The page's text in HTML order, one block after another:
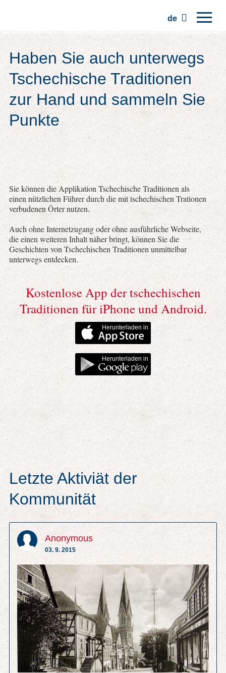
de
Regionen
Traditionen
Ausflüge
Kommunität
Haben Sie auch unterwegs
Tschechische Traditionen
zur Hand und sammeln Sie
Punkte
Sie können die Applikation Tschechische Traditionen als
einen nützlichen Führer durch die mit tschechischen Trationen
verbudenen Örter nutzen.
Auch ohne Internetzugang oder ohne ausführliche Webseite,
die einen weiteren Inhalt näher bringt, können Sie die
Geschichten von Tschechischen Traditionen unmittelbar
unterwegs entdecken.
Kostenlose App der tschechischen
Traditionen für iPhone und Android.
Herunterladen in
Herunterladen in
Letzte Aktiviät der
Kommunität
Anonymous
03. 9. 2015